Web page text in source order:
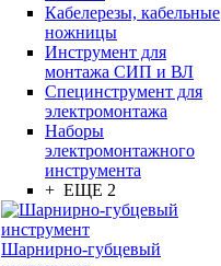
Кабелерезы, кабельные
ножницы
Инструмент для
монтажа СИП и ВЛ
Специнструмент для
электромонтажа
Наборы
электромонтажного
инструмента
+ ЕЩЕ 2
Шарнирно-губцевый